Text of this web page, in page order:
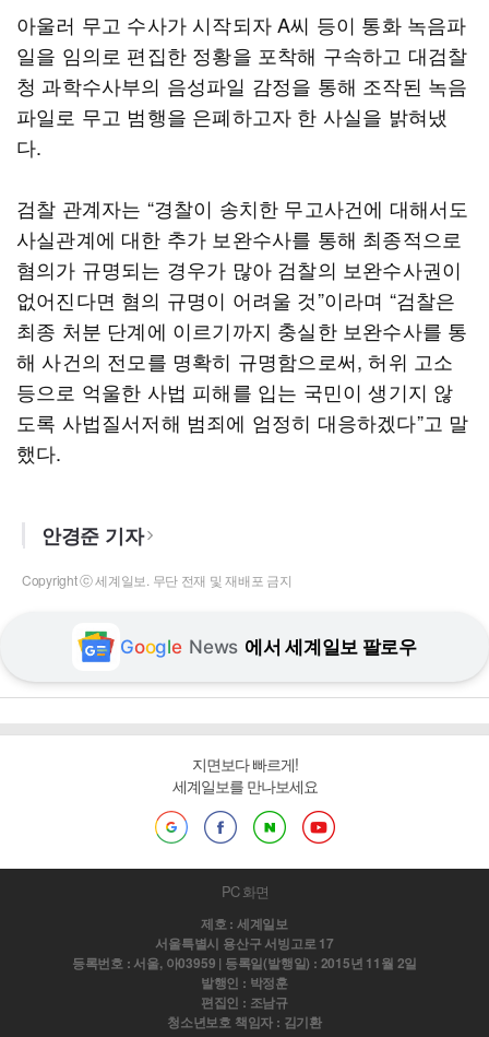
아울러 무고 수사가 시작되자 A씨 등이 통화 녹음파
일을 임의로 편집한 정황을 포착해 구속하고 대검찰
청 과학수사부의 음성파일 감정을 통해 조작된 녹음
파일로 무고 범행을 은폐하고자 한 사실을 밝혀냈
다.
검찰 관계자는 “경찰이 송치한 무고사건에 대해서도
사실관계에 대한 추가 보완수사를 통해 최종적으로
혐의가 규명되는 경우가 많아 검찰의 보완수사권이
없어진다면 혐의 규명이 어려울 것”이라며 “검찰은
최종 처분 단계에 이르기까지 충실한 보완수사를 통
해 사건의 전모를 명확히 규명함으로써, 허위 고소
등으로 억울한 사법 피해를 입는 국민이 생기지 않
도록 사법질서저해 범죄에 엄정히 대응하겠다”고 말
했다.
안경준 기자
Copyright ⓒ 세계일보. 무단 전재 및 재배포 금지
Google News 에서 세계일보 팔로우
지면보다 빠르게!
세계일보를 만나보세요
PC 화면
제호 : 세계일보
서울특별시 용산구 서빙고로 17
등록번호 : 서울, 아03959 | 등록일(발행일) : 2015년 11월 2일
발행인 : 박정훈
편집인 : 조남규
청소년보호 책임자 : 김기환